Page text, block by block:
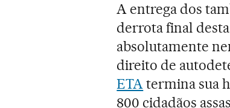
A entrega dos
derrota final
absolutamente
direito de
ETAtermina sua
800 cidadãos